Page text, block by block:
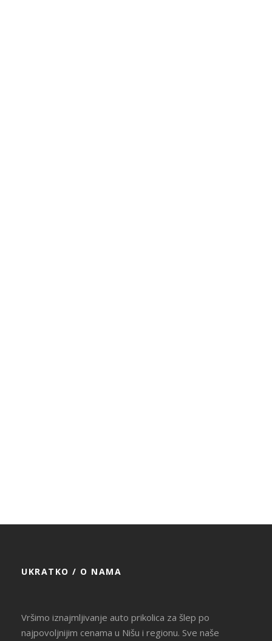
UKRATKO / O NAMA
Vršimo iznajmljivanje auto prikolica za šlep po
najpovoljnijim cenama u Nišu i regionu. Sve naše